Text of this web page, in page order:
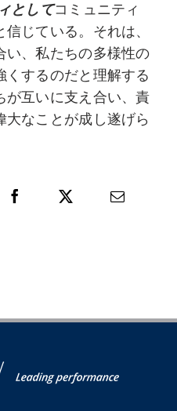
としてコミュニティ
じている。それは、
い、私たちの多様性の
するのだと理解する
が互いに支え合い、責
なことが成し遂げら